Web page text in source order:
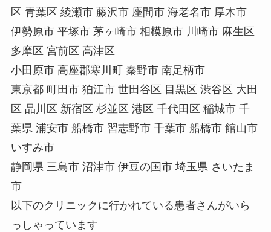
区 青葉区 綾瀬市 藤沢市 座間市 海老名市 厚木市
伊勢原市 平塚市 茅ヶ崎市 相模原市 川崎市 麻生区
多摩区 宮前区 高津区
小田原市 高座郡寒川町 秦野市 南足柄市
東京都 町田市 狛江市 世田谷区 目黒区 渋谷区 大田
区 品川区 新宿区 杉並区 港区 千代田区 稲城市 千
葉県 浦安市 船橋市 習志野市 千葉市 船橋市 館山市
いすみ市
静岡県 三島市 沼津市 伊豆の国市 埼玉県 さいたま
市
以下のクリニックに行かれている患者さんがいら
っしゃっています